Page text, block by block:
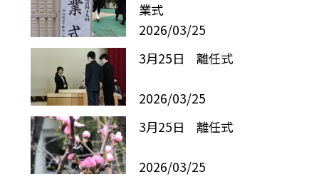
業式
2026/03/25
3月25日 離任式
2026/03/25
3月25日 離任式
2026/03/25